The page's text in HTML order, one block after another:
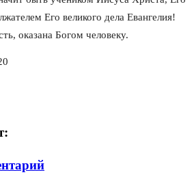
Его великого дела Евангелия!
оказана Богом человеку.